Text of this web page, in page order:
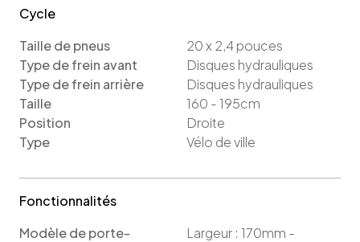
Cycle
Taille de pneus
20 x 2,4pouces
Type de frein avant
Disques hydrauliques
Type de frein arrière
Disques hydrauliques
Taille
160 - 195cm
Position
Droite
Type
Vélo de ville
Fonctionnalités
Modèle de porte-
Largeur : 170mm -